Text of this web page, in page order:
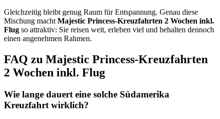
Gleichzeitig bleibt genug Raum für Entspannung. Genau diese
Mischung macht Majestic Princess-Kreuzfahrten 2 Wochen inkl.
Flug so attraktiv: Sie reisen weit, erleben viel und behalten dennoch
einen angenehmen Rahmen.
FAQ zu Majestic Princess-Kreuzfahrten
2 Wochen inkl. Flug
Wie lange dauert eine solche Südamerika
Kreuzfahrt wirklich?